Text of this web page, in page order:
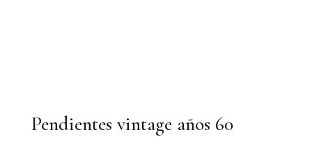
Pendientes vintage años 60